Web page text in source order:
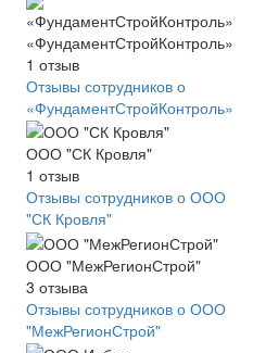
«ФундаментСтройКонтроль»
1 отзыв
Отзывы сотрудников о
«ФундаментСтройКонтроль»
ООО "СК Кровля"
1 отзыв
Отзывы сотрудников о ООО
"СК Кровля"
ООО "МежРегионСтрой"
3 отзыва
Отзывы сотрудников о ООО
"МежРегионСтрой"